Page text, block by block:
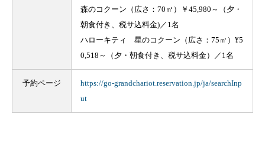
森のコクーン（広さ：70㎡）￥45,980～（夕・
朝食付き、税サ込料金)／1名
ハローキティ 星のコクーン（広さ：75㎡）¥5
0,518～（夕・朝食付き、税サ込料金）／1名
予約ページ
https://go-grandchariot.reservation.jp/ja/searchInp
ut